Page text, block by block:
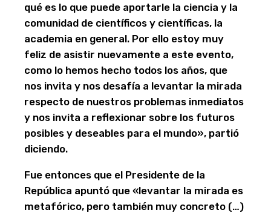
qué es lo que puede aportarle la ciencia y la
comunidad de científicos y científicas, la
academia en general. Por ello estoy muy
feliz de asistir nuevamente a este evento,
como lo hemos hecho todos los años, que
nos invita y nos desafía a levantar la mirada
respecto de nuestros problemas inmediatos
y nos invita a reflexionar sobre los futuros
posibles y deseables para el mundo», partió
diciendo.
Fue entonces que el Presidente de la
República apuntó que «levantar la mirada es
metafórico, pero también muy concreto (…)